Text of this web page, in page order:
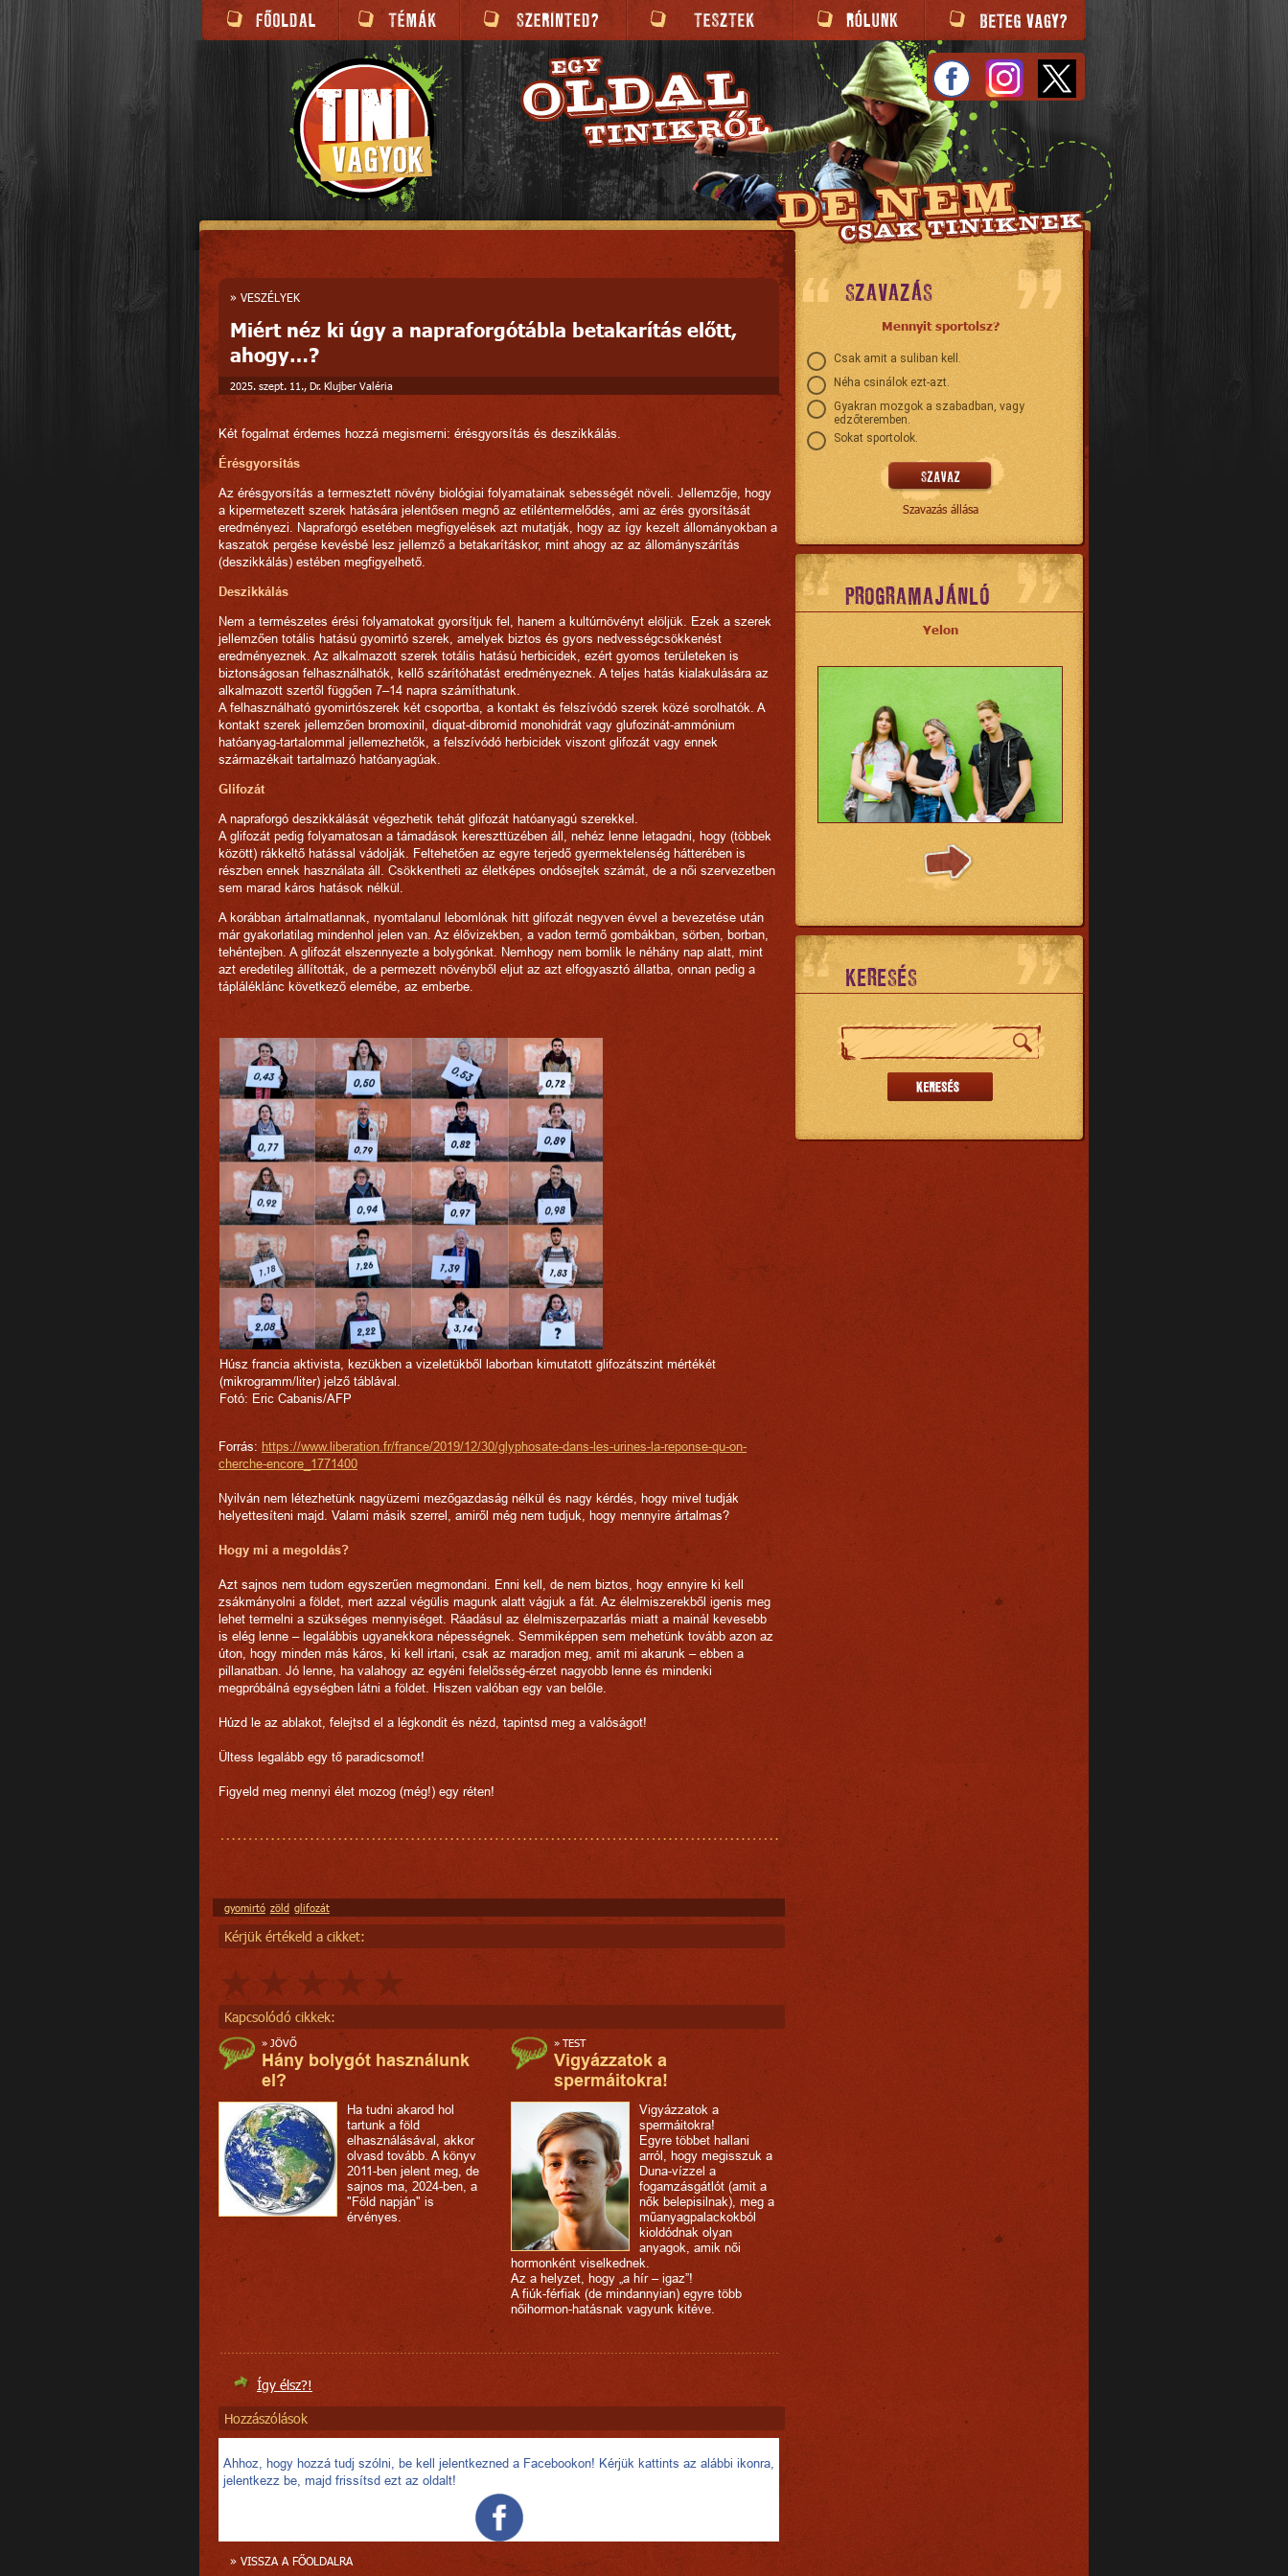
» VESZÉLYEK
Miért néz ki úgy a napraforgótábla betakarítás előtt,
ahogy…?
2025. szept. 11., Dr. Klujber Valéria
Két fogalmat érdemes hozzá megismerni: érésgyorsítás és deszikkálás.
Érésgyorsítás
Az érésgyorsítás a termesztett növény biológiai folyamatainak sebességét növeli. Jellemzője, hogy
a kipermetezett szerek hatására jelentősen megnő az etiléntermelődés, ami az érés gyorsítását
eredményezi. Napraforgó esetében megfigyelések azt mutatják, hogy az így kezelt állományokban a
kaszatok pergése kevésbé lesz jellemző a betakarításkor, mint ahogy az az állományszárítás
(deszikkálás) estében megfigyelhető.
Deszikkálás
Nem a természetes érési folyamatokat gyorsítjuk fel, hanem a kultúrnövényt elöljük. Ezek a szerek
jellemzően totális hatású gyomirtó szerek, amelyek biztos és gyors nedvességcsökkenést
eredményeznek. Az alkalmazott szerek totális hatású herbicidek, ezért gyomos területeken is
biztonságosan felhasználhatók, kellő szárítóhatást eredményeznek. A teljes hatás kialakulására az
alkalmazott szertől függően 7–14 napra számíthatunk.
A felhasználható gyomirtószerek két csoportba, a kontakt és felszívódó szerek közé sorolhatók. A
kontakt szerek jellemzően bromoxinil, diquat-dibromid monohidrát vagy glufozinát-ammónium
hatóanyag-tartalommal jellemezhetők, a felszívódó herbicidek viszont glifozát vagy ennek
származékait tartalmazó hatóanyagúak.
Glifozát
A napraforgó deszikkálását végezhetik tehát glifozát hatóanyagú szerekkel.
A glifozát pedig folyamatosan a támadások kereszttüzében áll, nehéz lenne letagadni, hogy (többek
között) rákkeltő hatással vádolják. Feltehetően az egyre terjedő gyermektelenség hátterében is
részben ennek használata áll. Csökkentheti az életképes ondósejtek számát, de a női szervezetben
sem marad káros hatások nélkül.
A korábban ártalmatlannak, nyomtalanul lebomlónak hitt glifozát negyven évvel a bevezetése után
már gyakorlatilag mindenhol jelen van. Az élővizekben, a vadon termő gombákban, sörben, borban,
tehéntejben. A glifozát elszennyezte a bolygónkat. Nemhogy nem bomlik le néhány nap alatt, mint
azt eredetileg állították, de a permezett növényből eljut az azt elfogyasztó állatba, onnan pedig a
tápláléklánc következő elemébe, az emberbe.
Húsz francia aktivista, kezükben a vizeletükből laborban kimutatott glifozátszint mértékét
(mikrogramm/liter) jelző táblával.
Fotó: Eric Cabanis/AFP
Forrás: https://www.liberation.fr/france/2019/12/30/glyphosate-dans-les-urines-la-reponse-qu-on-
cherche-encore_1771400
Nyilván nem létezhetünk nagyüzemi mezőgazdaság nélkül és nagy kérdés, hogy mivel tudják
helyettesíteni majd. Valami másik szerrel, amiről még nem tudjuk, hogy mennyire ártalmas?
Hogy mi a megoldás?
Azt sajnos nem tudom egyszerűen megmondani. Enni kell, de nem biztos, hogy ennyire ki kell
zsákmányolni a földet, mert azzal végülis magunk alatt vágjuk a fát. Az élelmiszerekből igenis meg
lehet termelni a szükséges mennyiséget. Ráadásul az élelmiszerpazarlás miatt a mainál kevesebb
is elég lenne – legalábbis ugyanekkora népességnek. Semmiképpen sem mehetünk tovább azon az
úton, hogy minden más káros, ki kell irtani, csak az maradjon meg, amit mi akarunk – ebben a
pillanatban. Jó lenne, ha valahogy az egyéni felelősség-érzet nagyobb lenne és mindenki
megpróbálná egységben látni a földet. Hiszen valóban egy van belőle.
Húzd le az ablakot, felejtsd el a légkondit és nézd, tapintsd meg a valóságot!
Ültess legalább egy tő paradicsomot!
Figyeld meg mennyi élet mozog (még!) egy réten!
gyomirtó zöld glifozát
Kérjük értékeld a cikket:
Kapcsolódó cikkek:
» JÖVŐ
Hány bolygót használunk
el?
Ha tudni akarod hol
tartunk a föld
elhasználásával, akkor
olvasd tovább. A könyv
2011-ben jelent meg, de
sajnos ma, 2024-ben, a
"Föld napján" is
érvényes.
» TEST
Vigyázzatok a
spermáitokra!
Vigyázzatok a
spermáitokra!
Egyre többet hallani
arról, hogy megisszuk a
Duna-vízzel a
fogamzásgátlót (amit a
nők belepisilnak), meg a
műanyagpalackokból
kioldódnak olyan
anyagok, amik női
hormonként viselkednek.
Az a helyzet, hogy „a hír – igaz”!
A fiúk-férfiak (de mindannyian) egyre több
nőihormon-hatásnak vagyunk kitéve.
Így élsz?!
Hozzászólások
Ahhoz, hogy hozzá tudj szólni, be kell jelentkezned a Facebookon! Kérjük kattints az alábbi ikonra,
jelentkezz be, majd frissítsd ezt az oldalt!
» VISSZA A FŐOLDALRA
SZAVAZÁS
Mennyit sportolsz?
Csak amit a suliban kell.
Néha csinálok ezt-azt.
Gyakran mozgok a szabadban, vagy
edzőteremben.
Sokat sportolok.
Szavazás állása
PROGRAMAJÁNLÓ
Yelon
KERESÉS